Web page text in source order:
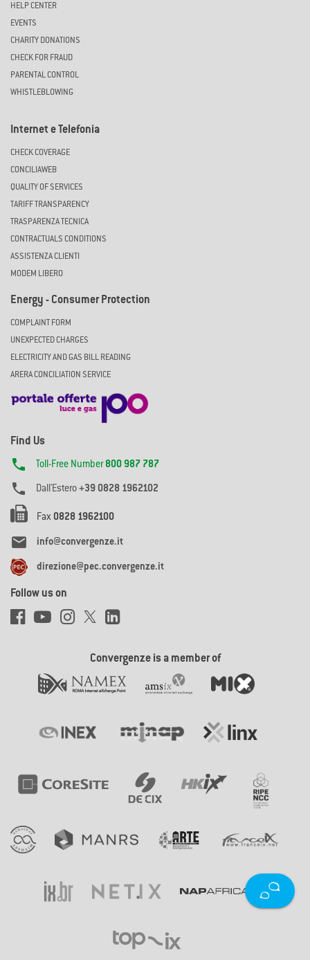
HELP CENTER
EVENTS
CHARITY DONATIONS
CHECK FOR FRAUD
PARENTAL CONTROL
WHISTLEBLOWING
Internet e Telefonia
CHECK COVERAGE
CONCILIAWEB
QUALITY OF SERVICES
TARIFF TRANSPARENCY
TRASPARENZA TECNICA
CONTRACTUALS CONDITIONS
ASSISTENZA CLIENTI
MODEM LIBERO
Energy - Consumer Protection
COMPLAINT FORM
UNEXPECTED CHARGES
ELECTRICITY AND GAS BILL READING
ARERA CONCILIATION SERVICE
Find Us
 Toll-Free Number800 987 787
 Dall'Estero +39 0828 1962102
Fax 0828 1962100
 info@convergenze.it
direzione@pec.convergenze.it
Follow us on
Convergenze is a member of